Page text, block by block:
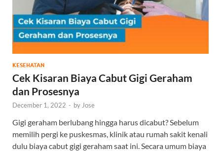
KESEHATAN
Cek Kisaran Biaya Cabut Gigi Geraham
dan Prosesnya
December 1, 2022 - by Jose
Gigi geraham berlubang hingga harus dicabut? Sebelum
memilih pergi ke puskesmas, klinik atau rumah sakit kenali
dulu biaya cabut gigi geraham saat ini. Secara umum biaya